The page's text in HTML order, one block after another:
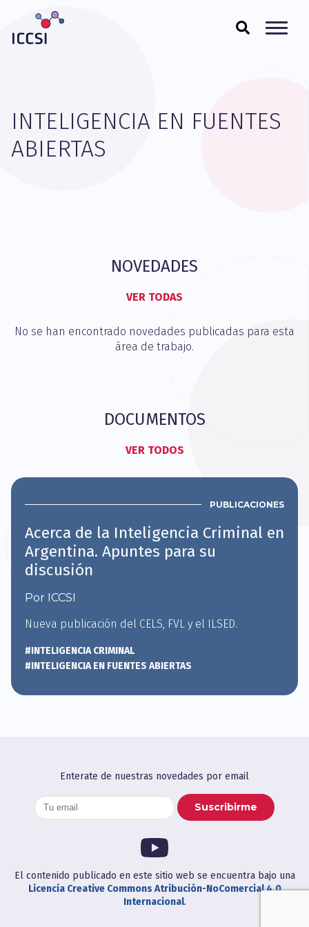
INTELIGENCIA EN FUENTES
ABIERTAS
NOVEDADES
VER TODAS
No se han encontrado novedades publicadas para esta
área de trabajo.
DOCUMENTOS
VER TODOS
PUBLICACIONES
Acerca de la Inteligencia Criminal en
Argentina. Apuntes para su
discusión
Por ICCSI
Nueva publicación del CELS, FVL y el ILSED.
#INTELIGENCIA CRIMINAL
#INTELIGENCIA EN FUENTES ABIERTAS
Enterate de nuestras novedades por email
El contenido publicado en este sitio web se encuentra bajo una
Licencia Creative Commons Atribución-NoComercial 4.0
Internacional.